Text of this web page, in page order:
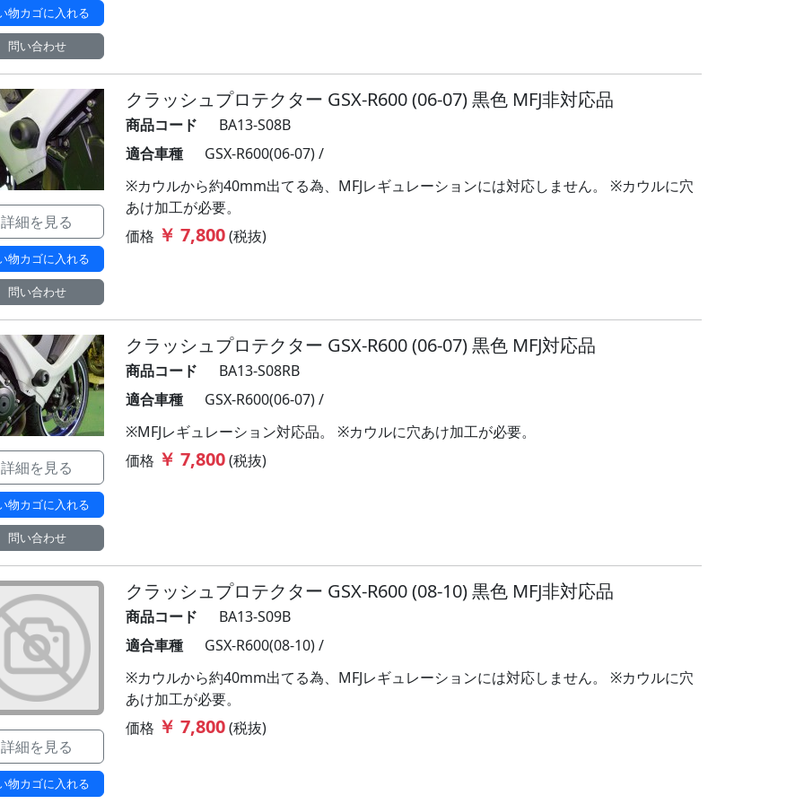
物カゴに入れる
問い合わせ
詳細を見る
物カゴに入れる
問い合わせ
クラッシュプロテクター GSX-R600 (06-07) 黒色 MFJ非対応品
商品コード
BA13-S08B
適合車種
GSX-R600(06-07) /
※カウルから約40mm出てる為、MFJレギュレーションには対応しません。 ※カウルに穴
あけ加工が必要。
価格 ￥ 7,800(税抜)
詳細を見る
物カゴに入れる
問い合わせ
クラッシュプロテクター GSX-R600 (06-07) 黒色 MFJ対応品
商品コード
BA13-S08RB
適合車種
GSX-R600(06-07) /
※MFJレギュレーション対応品。 ※カウルに穴あけ加工が必要。
価格 ￥ 7,800(税抜)
詳細を見る
物カゴに入れる
クラッシュプロテクター GSX-R600 (08-10) 黒色 MFJ非対応品
商品コード
BA13-S09B
適合車種
GSX-R600(08-10) /
※カウルから約40mm出てる為、MFJレギュレーションには対応しません。 ※カウルに穴
あけ加工が必要。
価格 ￥ 7,800(税抜)